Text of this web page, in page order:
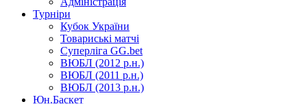
Турніри
Кубок України
Товариські матчі
Суперліга GG.bet
ВЮБЛ (2012 р.н.)
ВЮБЛ (2011 р.н.)
ВЮБЛ (2013 р.н.)
Юн.Баскет